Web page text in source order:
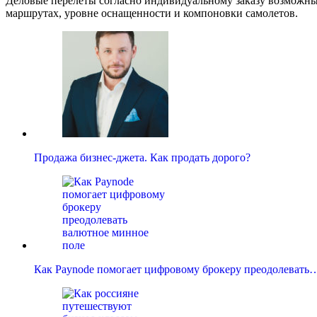
маршрутах, уровне оснащенности и компоновки самолетов.
Продажа бизнес-джета. Как продать дорого?
Как Paynode помогает цифровому брокеру